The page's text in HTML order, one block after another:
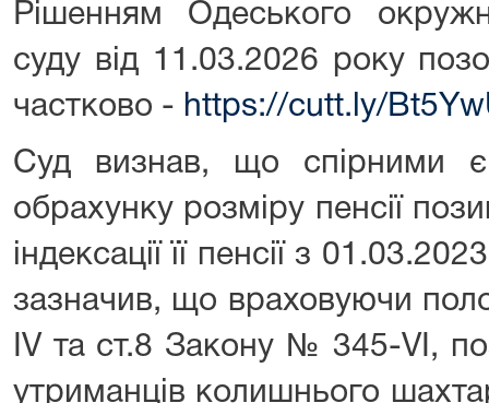
Рішенням Одеського
суду від 11.03.2026 року
частково - https://cutt.ly/
Суд визнав, що спірними є
обрахунку розміру пенсії
індексації її пенсії з
зазначив, що враховуючи
IV та ст.8 Закону № 345-VI,
утриманців колишнього